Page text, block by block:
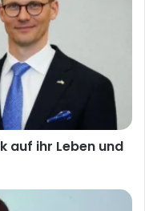
auf ihr Leben und